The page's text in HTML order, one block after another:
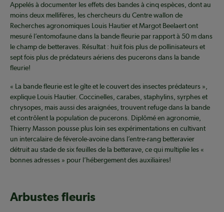
Appelés à documenter les effets des bandes à cinq espèces, dont au
moins deux mellifères, les chercheurs du Centre wallon de
Recherches agronomiques Louis Hautier et Margot Beelaert ont
mesuré l’entomofaune dans la bande fleurie par rapport à 50 m dans
le champ de betteraves. Résultat : huit fois plus de pollinisateurs et
sept fois plus de prédateurs aériens des pucerons dans la bande
fleurie!
« La bande fleurie est le gîte et le couvert des insectes prédateurs »,
explique Louis Hautier. Coccinelles, carabes, staphylins, syrphes et
chrysopes, mais aussi des araignées, trouvent refuge dans la bande
et contrôlent la population de pucerons. Diplômé en agronomie,
Thierry Masson pousse plus loin ses expérimentations en cultivant
un intercalaire de féverole-avoine dans l’entre-rang betteravier
détruit au stade de six feuilles de la betterave, ce qui multiplie les «
bonnes adresses » pour l’hébergement des auxiliaires!
Arbustes fleuris